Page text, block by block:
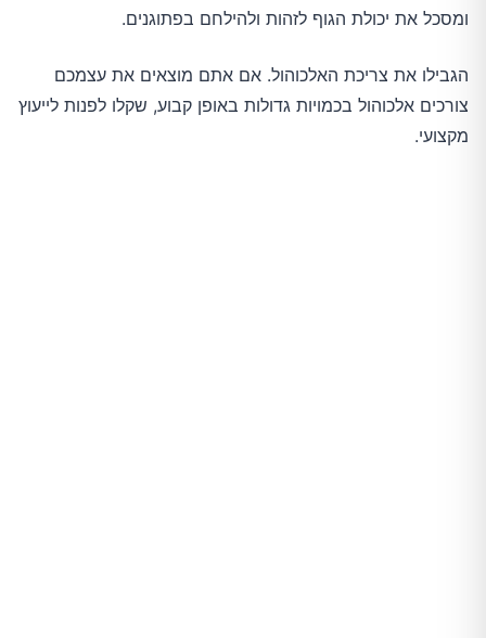
ומסכל את יכולת הגוף לזהות ולהילחם בפתוגנים.
הגבילו את צריכת האלכוהול. אם אתם מוצאים את עצמכם
צורכים אלכוהול בכמויות גדולות באופן קבוע, שקלו לפנות לייעוץ
מקצועי.